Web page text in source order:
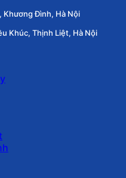
Khương Đình, Hà Nội
Khúc, Thịnh Liệt, Hà Nội